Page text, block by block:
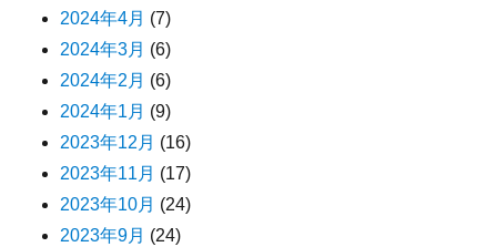
2024年4月 (7)
2024年3月 (6)
2024年2月 (6)
2024年1月 (9)
2023年12月 (16)
2023年11月 (17)
2023年10月 (24)
2023年9月 (24)